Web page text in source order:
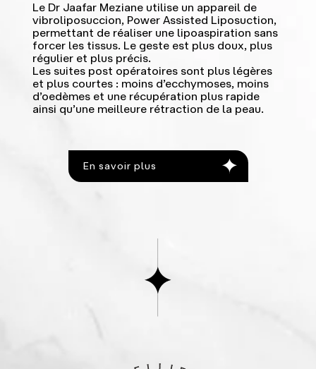
Le Dr Jaafar Meziane utilise un appareil de
vibroliposuccion, Power Assisted Liposuction,
permettant de réaliser une lipoaspiration sans
forcer les tissus. Le geste est plus doux, plus
régulier et plus précis.
Les suites post opératoires sont plus légères
et plus courtes : moins d’ecchymoses, moins
d’oedèmes et une récupération plus rapide
ainsi qu’une meilleure rétraction de la peau.
En savoir plus